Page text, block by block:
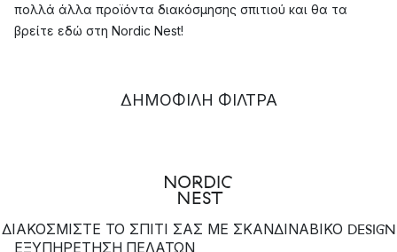
πολλά άλλα προϊόντα διακόσμησης σπιτιού και θα τα
βρείτε εδώ στη Nordic Nest!
προϊόντα Marimekko
ίσως μερικές πολύχρωμες κουρτίνες. Τα υφάσματα
Marimekko αποτελούν την τέλεια ευκαιρία να
ενσωματώσετε όμορφα χρώματα και σχέδια στο σπίτι σας
με όποιον τρόπο κρίνετε κατάλληλο.
ΔΗΜΟΦΙΛΉ ΦΊΛΤΡΑ
ΔΙΑΚΟΣΜΙΣΤΕ ΤΟ ΣΠΙΤΙ ΣΑΣ ΜΕ ΣΚΑΝΔΙΝΑΒΙΚΟ DESIGN
ΕΞΥΠΗΡΈΤΗΣΗ ΠΕΛΑΤΏΝ